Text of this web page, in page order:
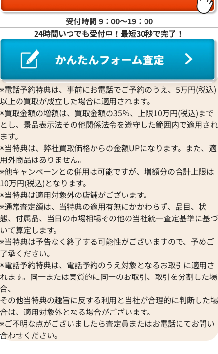
エルメス コンスタンスロングトゥーゴー
参考買取価格
ASK
2023年7月18日時点
エルメス コンス
参考買取価格
ASK
2024年5月17日時
受付時間 9：00〜19：00
24時間いつでも受付中！最短30秒で完了！
※電話予約特典は、事前にお電話でご予約のうえ、5万円(税込)
以上の買取が成立した場合に適用されます。
※買取金額の増額は、買取金額の35％、上限10万円(税込)まで
とし、景品表示法その他関係法令を遵守した範囲内で適用され
ます。
※当特典は、弊社買取価格からの金額UPになります。また、適
用外商品はありません。
※他キャンペーンとの併用は可能ですが、増額分の合計上限は
10万円(税込)となります。
※当特典は適用対象外の店舗がございます。
※通常査定額は、当特典の適用有無にかかわらず、品目、状
態、付属品、当日の市場相場その他の当社統一査定基準に基づ
いて算定します。
※当特典は予告なく終了する可能性がございますので、予めご
了承ください。
※電話予約特典は、電話予約のうえ対象となるお取引に適用さ
れます。同一または実質的に同一のお取引、取引を分割した場
合、
その他当特典の趣旨に反する利用と当社が合理的に判断した場
合は、適用対象外となる場合がございます。
※ご不明な点がございましたら査定員またはお電話にてお問い
合わせください。